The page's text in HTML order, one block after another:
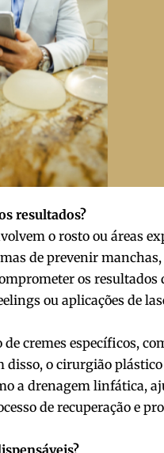
resultados?
o rosto ou áreas
de prevenir
os
ou aplicações de
cremes específicos,
o cirurgião
a drenagem linfática,
de recuperação e